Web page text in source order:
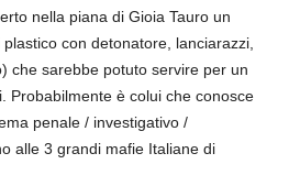
nella piana di Gioia Tauro un
con detonatore, lanciarazzi,
che sarebbe potuto servire per un
Probabilmente è colui che conosce
penale / investigativo /
alle 3 grandi mafie Italiane di